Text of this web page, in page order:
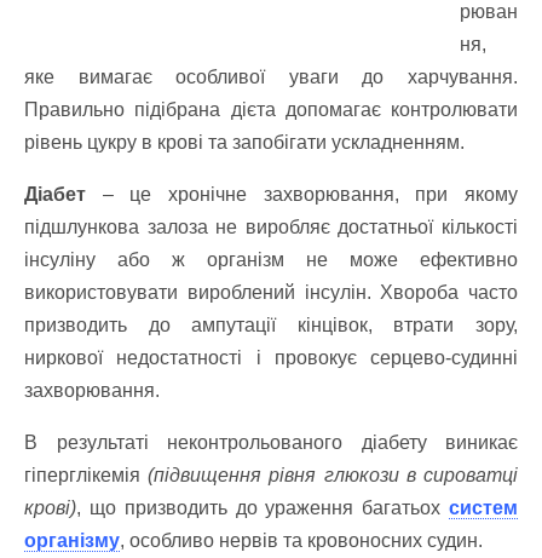
рюван
ня,
яке вимагає особливої уваги до харчування.
Правильно підібрана дієта допомагає контролювати
рівень цукру в крові та запобігати ускладненням.
Діабет – це хронічне захворювання, при якому
підшлункова залоза не виробляє достатньої кількості
інсуліну або ж організм не може ефективно
використовувати вироблений інсулін. Хвороба часто
призводить до ампутації кінцівок, втрати зору,
ниркової недостатності і провокує серцево-судинні
захворювання.
В результаті неконтрольованого діабету виникає
гіперглікемія (підвищення рівня глюкози в сироватці
крові), що призводить до ураження багатьох систем
організму, особливо нервів та кровоносних судин.